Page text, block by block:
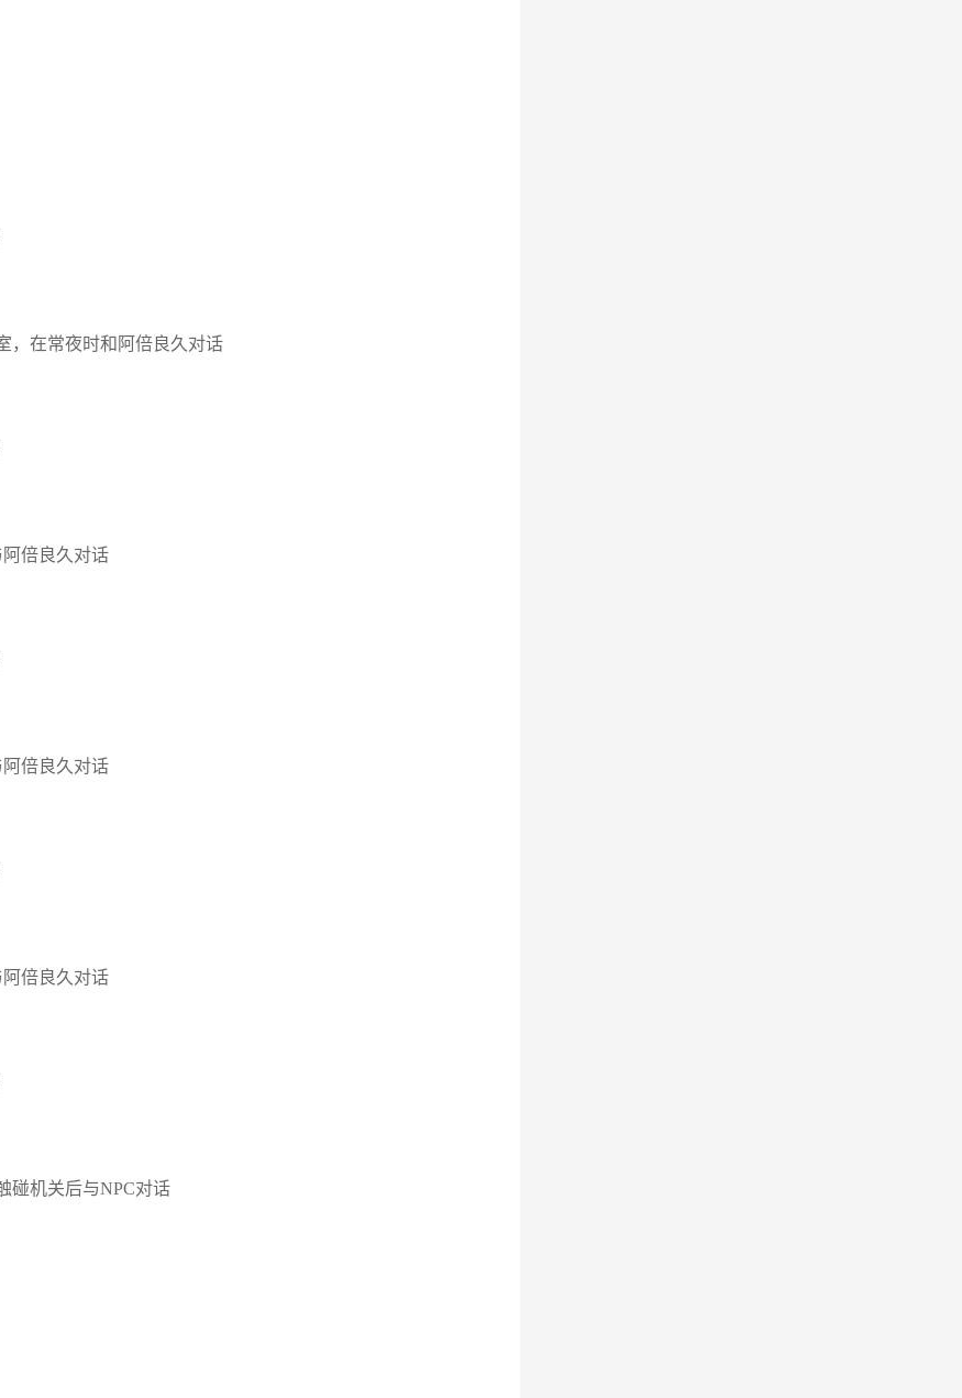
，在常夜时和阿倍良久对话
倍良久对话
倍良久对话
倍良久对话
碰机关后与NPC对话